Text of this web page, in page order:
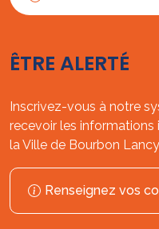
ÊTRE ALERTÉ
Inscrivez-vous à notre
recevoir les
la Ville de Bourbon Lancy
Renseignez vos